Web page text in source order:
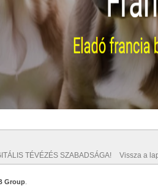
TÉVÉZÉS SZABADSÁGA! Vissza a
Group